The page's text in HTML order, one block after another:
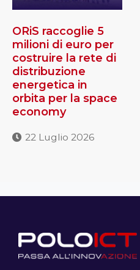
ORiS raccoglie 5
milioni di euro per
costruire la rete di
distribuzione
energetica in
orbita per la space
economy
22 Luglio 2026